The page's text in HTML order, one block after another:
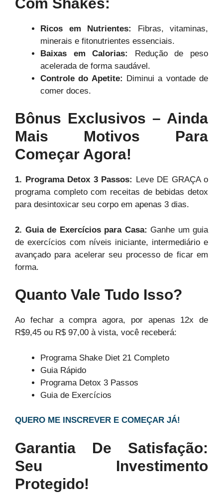
Ricos em Nutrientes:
Fibras, vitaminas,
minerais e fitonutrientes essenciais.
Baixas em Calorias:
Redução de peso
acelerada de forma saudável.
Controle do Apetite: Diminui a vontade de
comer doces.
Bônus Exclusivos – Ainda
Mais Motivos Para
Começar Agora!
1. Programa Detox 3 Passos: Leve DE GRAÇA o
programa completo com receitas de bebidas detox
para desintoxicar seu corpo em apenas 3 dias.
2. Guia de Exercícios para Casa: Ganhe um guia
de exercícios com níveis iniciante, intermediário e
avançado para acelerar seu processo de ficar em
forma.
Quanto Vale Tudo Isso?
Ao fechar a compra agora, por apenas 12x de
R$9,45 ou R$ 97,00 à vista, você receberá:
Programa Shake Diet 21 Completo
Guia Rápido
Programa Detox 3 Passos
Guia de Exercícios
QUERO ME INSCREVER E COMEÇAR JÁ!
Garantia De Satisfação:
Seu Investimento
Protegido!